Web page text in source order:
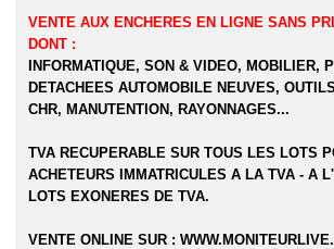
VENTE AUX ENCHERES EN LIGNE SANS
DONT :
INFORMATIQUE, SON & VIDEO, MOBILIER,
DETACHEES AUTOMOBILE NEUVES,
CHR, MANUTENTION, RAYONNAGES...
TVA RECUPERABLE SUR TOUS LES LOTS
ACHETEURS IMMATRICULES A LA TVA - A
LOTS EXONERES DE TVA.
VENTE ONLINE SUR :